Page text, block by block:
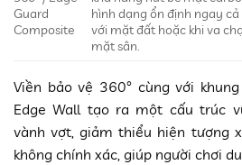
Guard
Composite
hình dạng ổn định ngay
với mặt đất hoặc khi va
mặt sân.
Viền bảo vệ 360° cùng với
Edge Wall tạo ra một cấu trúc
vành vợt, giảm thiểu hiện tượng
không chính xác, giúp người chơi